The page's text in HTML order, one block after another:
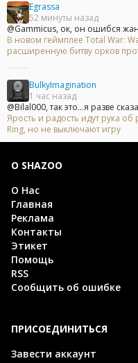
Egrassa
52 минуты назад
@Gammicus, ок, он ошибся
В новом геймплее Total War:
расширенную битву орков
BulkyImagination
1 час назад
@Bilal000, так это...я разве
Ярость и радость идут рука об
Ring, но не выключают игру
О SHAZOO
О Нас
Главная
Реклама
Контакты
Этикет
Помощь
RSS
Сообщить об ошибке
ПРИСОЕДИНИТЬСЯ
Завести аккаунт